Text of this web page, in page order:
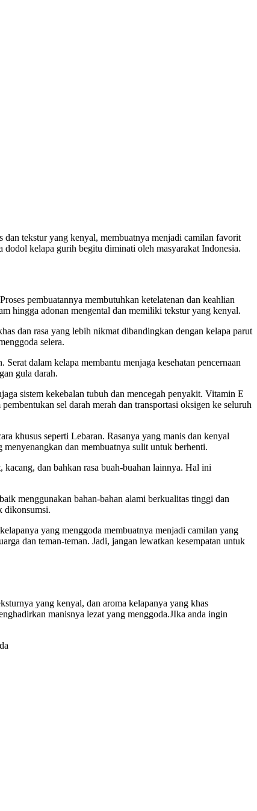
tekstur yang kenyal, membuatnya menjadi camilan favorit
dodol kelapa gurih begitu diminati oleh masyarakat Indonesia.
pembuatannya membutuhkan ketelatenan dan keahlian
hingga adonan mengental dan memiliki tekstur yang kenyal.
dan rasa yang lebih nikmat dibandingkan dengan kelapa parut
selera.
dalam kelapa membantu menjaga kesehatan pencernaan
gula darah.
sistem kekebalan tubuh dan mencegah penyakit. Vitamin E
sel darah merah dan transportasi oksigen ke seluruh
khusus seperti Lebaran. Rasanya yang manis dan kenyal
dan membuatnya sulit untuk berhenti.
dan bahkan rasa buah-buahan lainnya. Hal ini
menggunakan bahan-bahan alami berkualitas tinggi dan
dikonsumsi.
yang menggoda membuatnya menjadi camilan yang
dan teman-teman. Jadi, jangan lewatkan kesempatan untuk
yang kenyal, dan aroma kelapanya yang khas
manisnya lezat yang menggoda.JIka anda ingin